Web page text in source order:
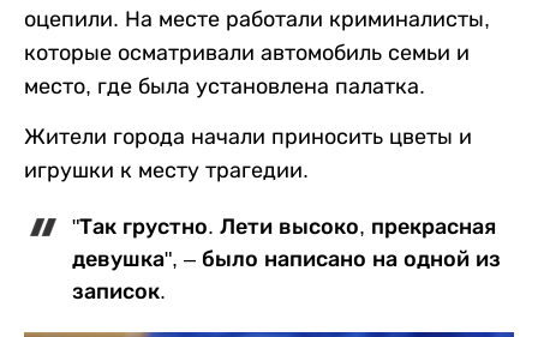
оцепили. На месте работали криминалисты,
которые осматривали автомобиль семьи и
место, где была установлена палатка.
Жители города начали приносить цветы и
игрушки к месту трагедии.
"Так грустно. Лети высоко, прекрасная
девушка", – было написано на одной из
записок.